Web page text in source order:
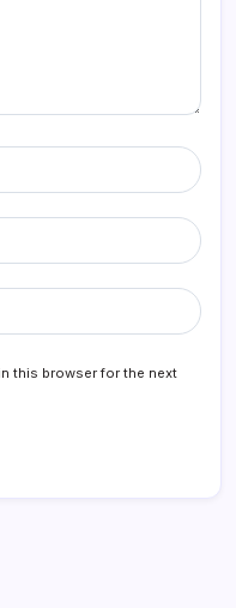
this browser for the next